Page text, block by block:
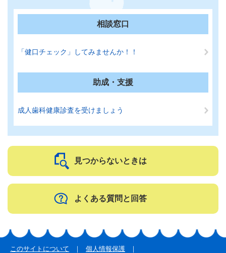
相談窓口
「健口チェック」してみませんか！！
助成・支援
成人歯科健康診査を受けましょう
見つからないときは
よくある質問と回答
このサイトについて
個人情報保護